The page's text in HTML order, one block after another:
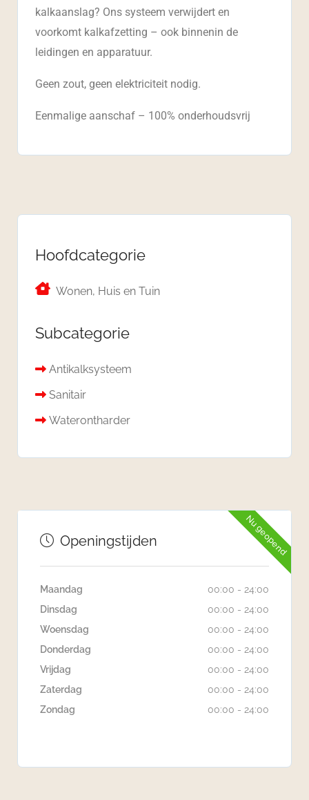
kalkaanslag? Ons systeem verwijdert en
voorkomt kalkafzetting – ook binnenin de
leidingen en apparatuur.
Geen zout, geen elektriciteit nodig.
Eenmalige aanschaf – 100% onderhoudsvrij
Hoofdcategorie
Wonen, Huis en Tuin
Subcategorie
Antikalksysteem
Sanitair
Waterontharder
Nu geopend
Openingstijden
Maandag
00:00 - 24:00
Dinsdag
00:00 - 24:00
Woensdag
00:00 - 24:00
Donderdag
00:00 - 24:00
Vrijdag
00:00 - 24:00
Zaterdag
00:00 - 24:00
Zondag
00:00 - 24:00